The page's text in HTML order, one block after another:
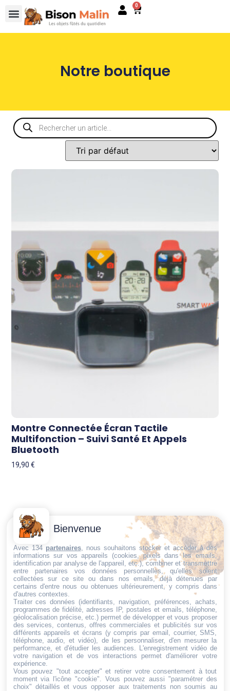
0
Notre boutique
Montre Connectée Écran Tactile
Multifonction – Suivi Santé Et Appels
Bluetooth
19,90€
Trouvez ce qu'il vous faut,
au bon endroit
Conditions
générales
de vente
Politique de
cookies
Politique de
confidentialité
Mentions
légales
Conditions de
retour et de
remboursement
Droit de
rétractation
Contactez-
Nous
Email:
dt@sasbms.fr
Bienvenue
Avec 134 partenaires, nous souhaitons stocker et accéder à des
informations sur vos appareils (cookies, pixels dans les emails,
identification par analyse de l'appareil, etc.), combiner et transmettre
entre partenaires vos données personnelles, qu'elles soient
collectées sur ce site ou dans nos emails, déjà détenues par
certains d'entre nous ou obtenues ultérieurement, y compris dans
d'autres contextes.
Traiter ces données (identifiants, navigation, préférences, achats,
programmes de fidélité, adresses IP, postales et emails, téléphone,
géolocalisation précise, etc.) permet de développer et vous proposer
des services, contenus, offres commerciales et publicités sur vos
différents appareils et écrans (y compris par email, courrier, SMS,
téléphone, audio, et vidéo), de les personnaliser, d'en mesurer la
performance, et d'étudier les audiences. L'enregistrement vidéo de
votre navigation et de vos interactions permet d'améliorer votre
expérience.
Vous pouvez "tout accepter" et retirer votre consentement à tout
moment via l'icône "cookie" . Vous pouvez aussi "paramétrer des
choix" détaillés et vous opposer aux traitements non soumis au